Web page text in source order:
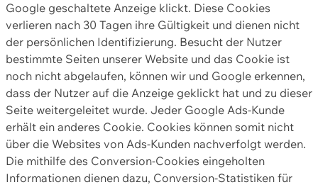
Google geschaltete Anzeige klickt. Diese Cookies
verlieren nach 30 Tagen ihre Gültigkeit und dienen nicht
der persönlichen Identifizierung. Besucht der Nutzer
bestimmte Seiten unserer Website und das Cookie ist
noch nicht abgelaufen, können wir und Google erkennen,
dass der Nutzer auf die Anzeige geklickt hat und zu dieser
Seite weitergeleitet wurde. Jeder Google Ads-Kunde
erhält ein anderes Cookie. Cookies können somit nicht
über die Websites von Ads-Kunden nachverfolgt werden.
Die mithilfe des Conversion-Cookies eingeholten
Informationen dienen dazu, Conversion-Statistiken für